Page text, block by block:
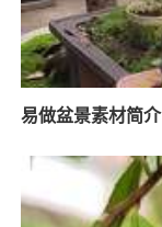
易做盆景素材简介